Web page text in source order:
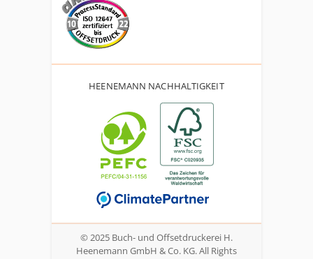
HEENEMANN NACHHALTIGKEIT
© 2025 Buch- und Offsetdruckerei H.
Heenemann GmbH & Co. KG. All Rights